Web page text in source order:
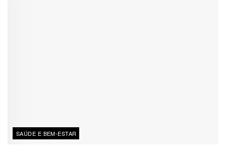
SAÚDE E BEM-ESTAR